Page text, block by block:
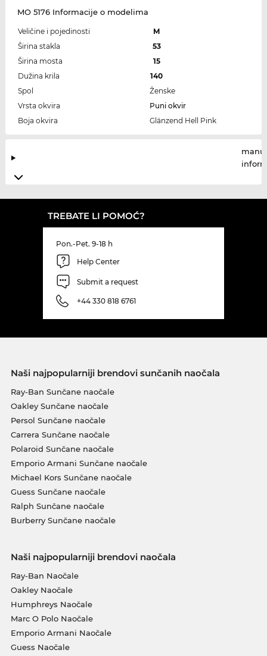
MO 5176 Informacije o modelima
Veličine i pojedinosti
M
Širina stakla
53
Širina mosta
15
Dužina krila
140
Spol
Ženske
Vrsta okvira
Puni okvir
Boja okvira
Glänzend Hell Pink
TREBATE LI POMOĆ?
Pon.-Pet. 9-18 h
Help Center
Submit a request
+44 330 818 6761
Naši najpopularniji brendovi sunčanih naočala
Ray-Ban Sunčane naočale
Oakley Sunčane naočale
Persol Sunčane naočale
Carrera Sunčane naočale
Polaroid Sunčane naočale
Emporio Armani Sunčane naočale
Michael Kors Sunčane naočale
Guess Sunčane naočale
Ralph Sunčane naočale
Burberry Sunčane naočale
Naši najpopularniji brendovi naočala
Ray-Ban Naočale
Oakley Naočale
Humphreys Naočale
Marc O Polo Naočale
Emporio Armani Naočale
Guess Naočale